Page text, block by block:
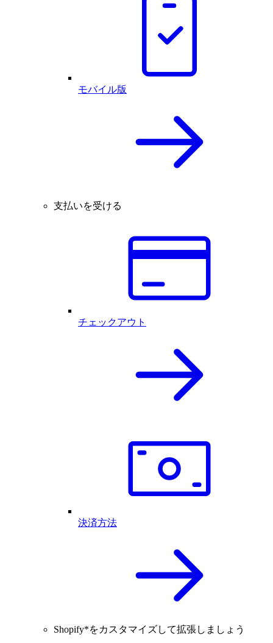
モバイル版
支払いを受ける
チェックアウト
決済方法
Shopify*をカスタマイズして拡張しましょう